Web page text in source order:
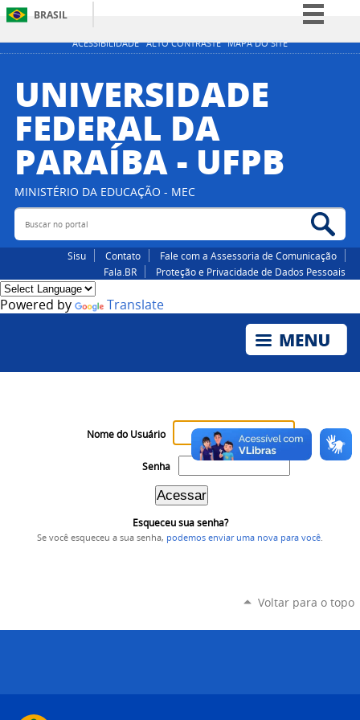
ACESSIBILIDADE ALTO CONTRASTE MAPA DO SITE
BRASIL
Simplifique!
Participe
Acesso à informação
Canais
UNIVERSIDADE
FEDERAL DA
PARAÍBA - UFPB
MINISTÉRIO DA EDUCAÇÃO - MEC
Buscar no portal
Sisu Contato
Fale com a Assessoria de Comunicação
Fala.BR
Proteção e Privacidade de Dados Pessoais
Powered by Translate
Nome do Usuário
Senha
Esqueceu sua senha?
Se você esqueceu a sua senha, podemos enviar uma nova para você
Voltar para o topo